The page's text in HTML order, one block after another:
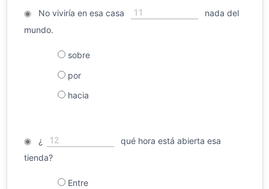
◉No viviría en esa casa 11
nada del
mundo.
sobre
por
hacia
◉¿ 12
qué hora está abierta esa
tienda?
Entre